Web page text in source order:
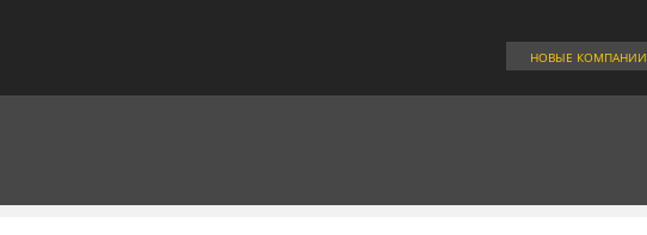
НОВЫЕ КОМПАНИИ